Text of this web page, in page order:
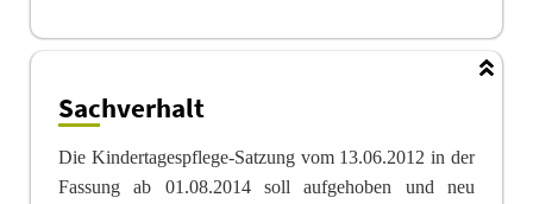
Sachverhalt
Die Kindertagespflege-Satzung vom 13.06.2012 in der
Fassung ab 01.08.2014 soll aufgehoben und neu